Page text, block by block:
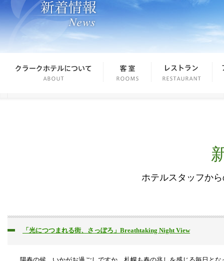
ホテルスタッフか
「光につつまれる街、さっぽろ」Breathtaking Night View